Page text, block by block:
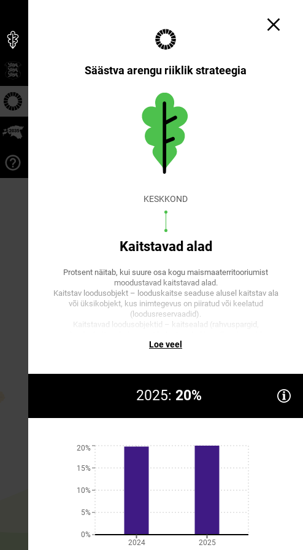
Säästva arengu riiklik strateegia
KESKKOND
Kaitstavad alad
Protsent näitab, kui suure osa kogu maismaaterritooriumist
moodustavad kaitstavad alad.
Kaitstav loodusobjekt – looduskaitse seaduse alusel kaitstav ala
või üksikobjekt, kus inimtegevus on piiratud või keelatud
(loodusreservaadid).
Kaitstavad loodusobjektid – kaitsealad (rahvuspargid,
arboreetumid, pargid ja puistud), hoiualad, püsielupaigad,
Loe veel
2025: 20%
0%
5%
10%
15%
20%
2024 2025